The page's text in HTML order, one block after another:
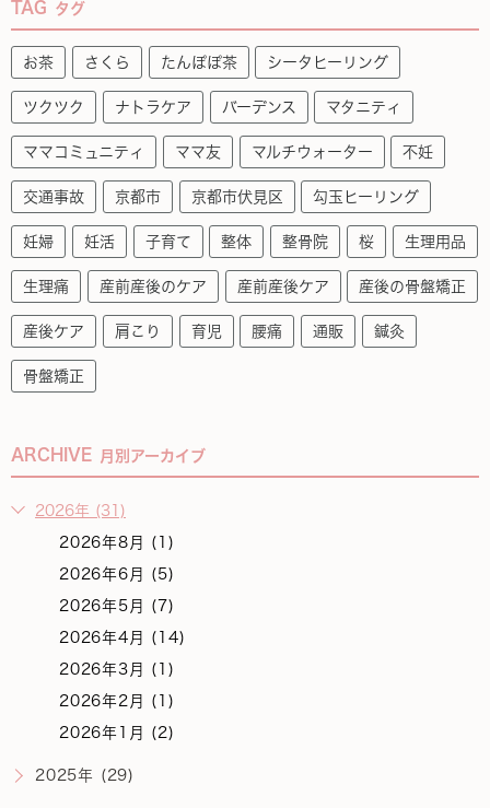
TAG タグ
お茶 さくら たんぽぽ茶 シータヒーリング
ツクツク ナトラケア バーデンス マタニティ
ママコミュニティ ママ友 マルチウォーター 不妊
交通事故 京都市 京都市伏見区 勾玉ヒーリング
妊婦 妊活 子育て 整体 整骨院 桜 生理用品
生理痛 産前産後のケア 産前産後ケア 産後の骨盤矯正
産後ケア 肩こり 育児 腰痛 通販 鍼灸
骨盤矯正
ARCHIVE 月別アーカイブ
2026年 (31)
2026年8月 (1)
2026年6月 (5)
2026年5月 (7)
2026年4月 (14)
2026年3月 (1)
2026年2月 (1)
2026年1月 (2)
2025年 (29)